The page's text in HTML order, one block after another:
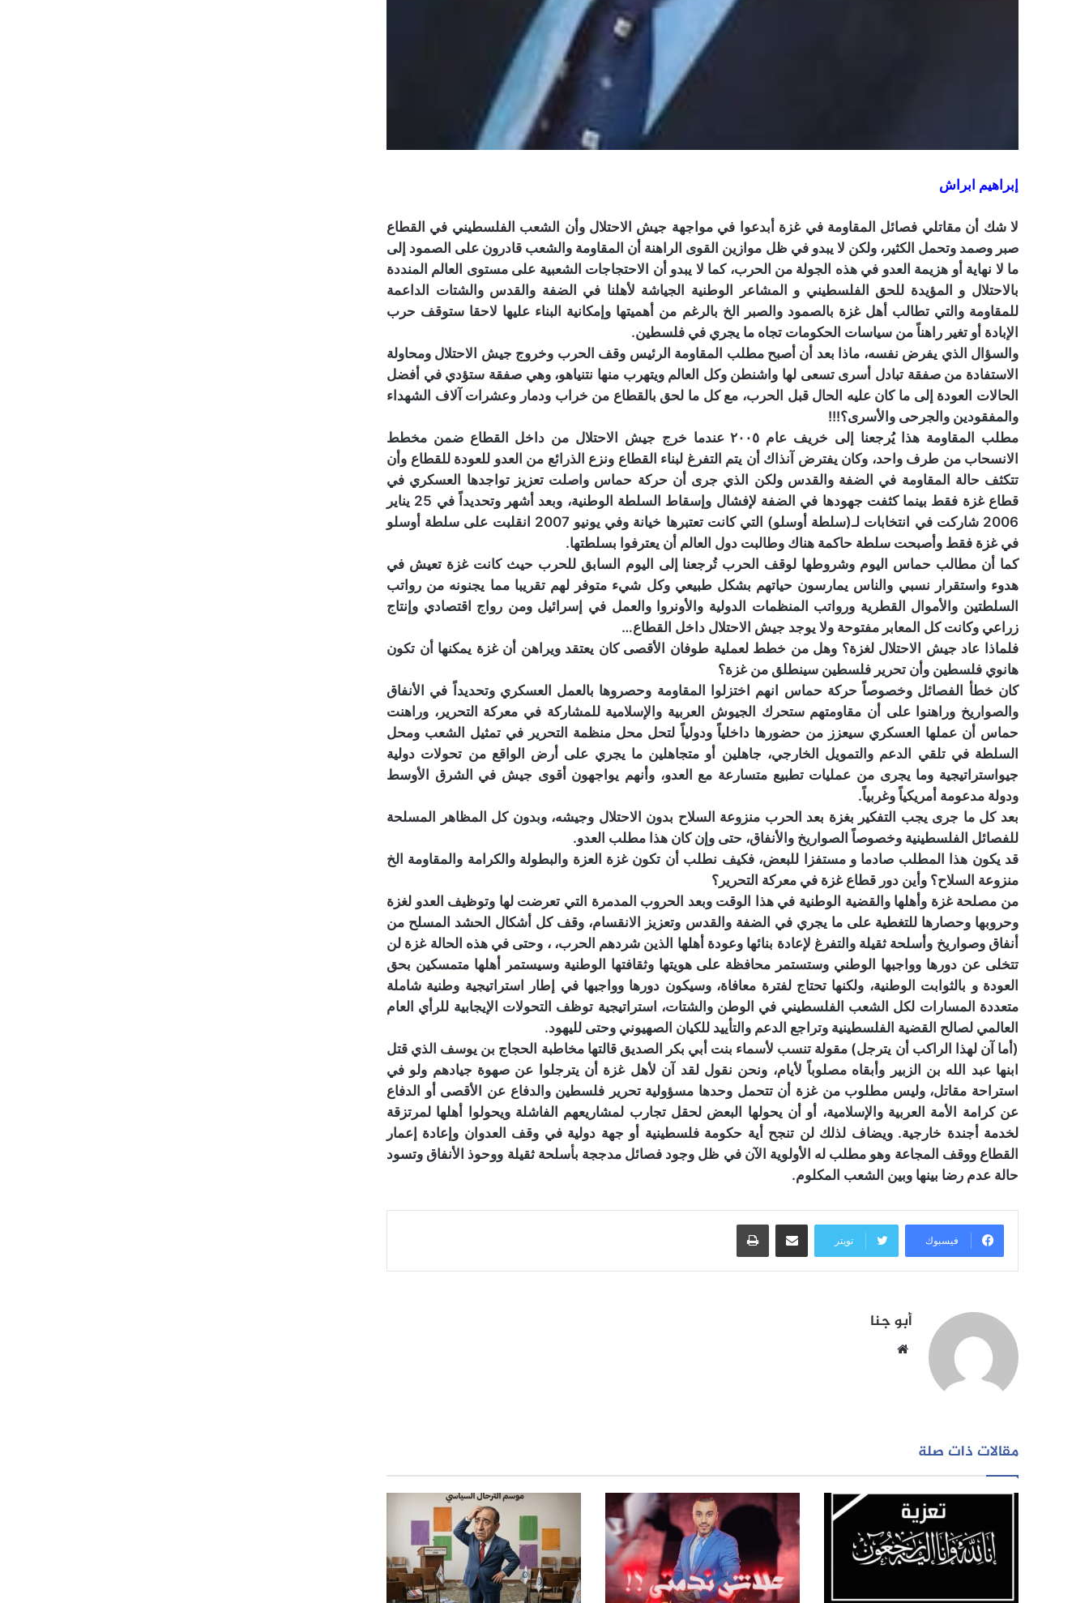
إبراهيم ابراش
لا شك أن مقاتلي فصائل المقاومة في غزة أبدعوا في مواجهة جيش الاحتلال وأن الشعب الفلسطيني في القطاع
صبر وصمد وتحمل الكثير، ولكن لا يبدو في ظل موازين القوى الراهنة أن المقاومة والشعب قادرون على الصمود إلى
ما لا نهاية أو هزيمة العدو في هذه الجولة من الحرب، كما لا يبدو أن الاحتجاجات الشعبية على مستوى العالم المنددة
بالاحتلال و المؤيدة للحق الفلسطيني و المشاعر الوطنية الجياشة لأهلنا في الضفة والقدس والشتات الداعمة
للمقاومة والتي تطالب أهل غزة بالصمود والصبر الخ بالرغم من أهميتها وإمكانية البناء عليها لاحقا ستوقف حرب
الإبادة أو تغير راهناً من سياسات الحكومات تجاه ما يجري في فلسطين.
والسؤال الذي يفرض نفسه، ماذا بعد أن أصبح مطلب المقاومة الرئيس وقف الحرب وخروج جيش الاحتلال ومحاولة
الاستفادة من صفقة تبادل أسرى تسعى لها واشنطن وكل العالم ويتهرب منها نتنياهو، وهي صفقة ستؤدي في أفضل
الحالات العودة إلى ما كان عليه الحال قبل الحرب، مع كل ما لحق بالقطاع من خراب ودمار وعشرات آلاف الشهداء
والمفقودين والجرحى والأسرى؟!!!
مطلب المقاومة هذا يُرجعنا إلى خريف عام ٢٠٠٥ عندما خرج جيش الاحتلال من داخل القطاع ضمن مخطط
الانسحاب من طرف واحد، وكان يفترض آنذاك أن يتم التفرغ لبناء القطاع ونزع الذرائع من العدو للعودة للقطاع وأن
تتكثف حالة المقاومة في الضفة والقدس ولكن الذي جرى أن حركة حماس واصلت تعزيز تواجدها العسكري في
قطاع غزة فقط بينما كثفت جهودها في الضفة لإفشال وإسقاط السلطة الوطنية، وبعد أشهر وتحديداً في 25 يناير
2006 شاركت في انتخابات لـ(سلطة أوسلو) التي كانت تعتبرها خيانة وفي يونيو 2007 انقلبت على سلطة أوسلو
في غزة فقط وأصبحت سلطة حاكمة هناك وطالبت دول العالم أن يعترفوا بسلطتها.
كما أن مطالب حماس اليوم وشروطها لوقف الحرب تُرجعنا إلى اليوم السابق للحرب حيث كانت غزة تعيش في
هدوء واستقرار نسبي والناس يمارسون حياتهم بشكل طبيعي وكل شيء متوفر لهم تقريبا مما يجنونه من رواتب
السلطتين والأموال القطرية ورواتب المنظمات الدولية والأونروا والعمل في إسرائيل ومن رواج اقتصادي وإنتاج
زراعي وكانت كل المعابر مفتوحة ولا يوجد جيش الاحتلال داخل القطاع…
فلماذا عاد جيش الاحتلال لغزة؟ وهل من خطط لعملية طوفان الأقصى كان يعتقد ويراهن أن غزة يمكنها أن تكون
هانوي فلسطين وأن تحرير فلسطين سينطلق من غزة؟
كان خطأ الفصائل وخصوصاً حركة حماس انهم اختزلوا المقاومة وحصروها بالعمل العسكري وتحديداً في الأنفاق
والصواريخ وراهنوا على أن مقاومتهم ستحرك الجيوش العربية والإسلامية للمشاركة في معركة التحرير، وراهنت
حماس أن عملها العسكري سيعزز من حضورها داخلياً ودولياً لتحل محل منظمة التحرير في تمثيل الشعب ومحل
السلطة في تلقي الدعم والتمويل الخارجي، جاهلين أو متجاهلين ما يجري على أرض الواقع من تحولات دولية
جيواستراتيجية وما يجرى من عمليات تطبيع متسارعة مع العدو، وأنهم يواجهون أقوى جيش في الشرق الأوسط
ودولة مدعومة أمريكياً وغربياً.
بعد كل ما جرى يجب التفكير بغزة بعد الحرب منزوعة السلاح بدون الاحتلال وجيشه، وبدون كل المظاهر المسلحة
للفصائل الفلسطينية وخصوصاً الصواريخ والأنفاق، حتى وإن كان هذا مطلب العدو.
قد يكون هذا المطلب صادما و مستفزا للبعض، فكيف نطلب أن تكون غزة العزة والبطولة والكرامة والمقاومة الخ
منزوعة السلاح؟ وأين دور قطاع غزة في معركة التحرير؟
من مصلحة غزة وأهلها والقضية الوطنية في هذا الوقت وبعد الحروب المدمرة التي تعرضت لها وتوظيف العدو لغزة
وحروبها وحصارها للتغطية على ما يجري في الضفة والقدس وتعزيز الانقسام، وقف كل أشكال الحشد المسلح من
أنفاق وصواريخ وأسلحة ثقيلة والتفرغ لإعادة بنائها وعودة أهلها الذين شردهم الحرب، ، وحتى في هذه الحالة غزة لن
تتخلى عن دورها وواجبها الوطني وستستمر محافظة على هويتها وثقافتها الوطنية وسيستمر أهلها متمسكين بحق
العودة و بالثوابت الوطنية، ولكنها تحتاج لفترة معافاة، وسيكون دورها وواجبها في إطار استراتيجية وطنية شاملة
متعددة المسارات لكل الشعب الفلسطيني في الوطن والشتات، استراتيجية توظف التحولات الإيجابية للرأي العام
العالمي لصالح القضية الفلسطينية وتراجع الدعم والتأييد للكيان الصهيوني وحتى لليهود.
(أما آن لهذا الراكب أن يترجل) مقولة تنسب لأسماء بنت أبي بكر الصديق قالتها مخاطبة الحجاج بن يوسف الذي قتل
ابنها عبد الله بن الزبير وأبقاه مصلوباً لأيام، ونحن نقول لقد آن لأهل غزة أن يترجلوا عن صهوة جيادهم ولو في
استراحة مقاتل، وليس مطلوب من غزة أن تتحمل وحدها مسؤولية تحرير فلسطين والدفاع عن الأقصى أو الدفاع
عن كرامة الأمة العربية والإسلامية، أو أن يحولها البعض لحقل تجارب لمشاريعهم الفاشلة ويحولوا أهلها لمرتزقة
لخدمة أجندة خارجية. ويضاف لذلك لن تنجح أية حكومة فلسطينية أو جهة دولية في وقف العدوان وإعادة إعمار
القطاع ووقف المجاعة وهو مطلب له الأولوية الآن في ظل وجود فصائل مدججة بأسلحة ثقيلة ووحوذ الأنفاق وتسود
حالة عدم رضا بينها وبين الشعب المكلوم.
فيسبوك تويتر
مشاركة عبر البريد طباعة
أبو جنا
مقالات ذات صلة